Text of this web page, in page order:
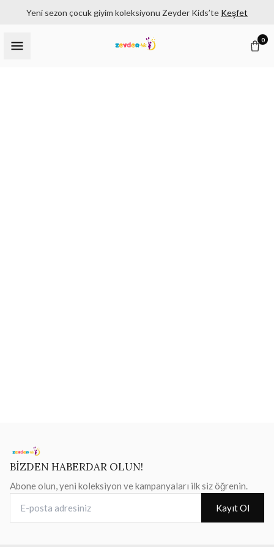
Yeni sezon çocuk giyim koleksiyonu Zeyder Kids’te Keşfet
0
BİZDEN HABERDAR OLUN!
Abone olun, yeni koleksiyon ve kampanyaları ilk siz öğrenin.
Kayıt Ol